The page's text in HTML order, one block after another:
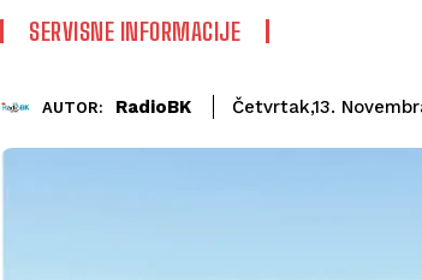
SERVISNE INFORMACIJE
AUTOR: RadioBK Četvrtak,13.